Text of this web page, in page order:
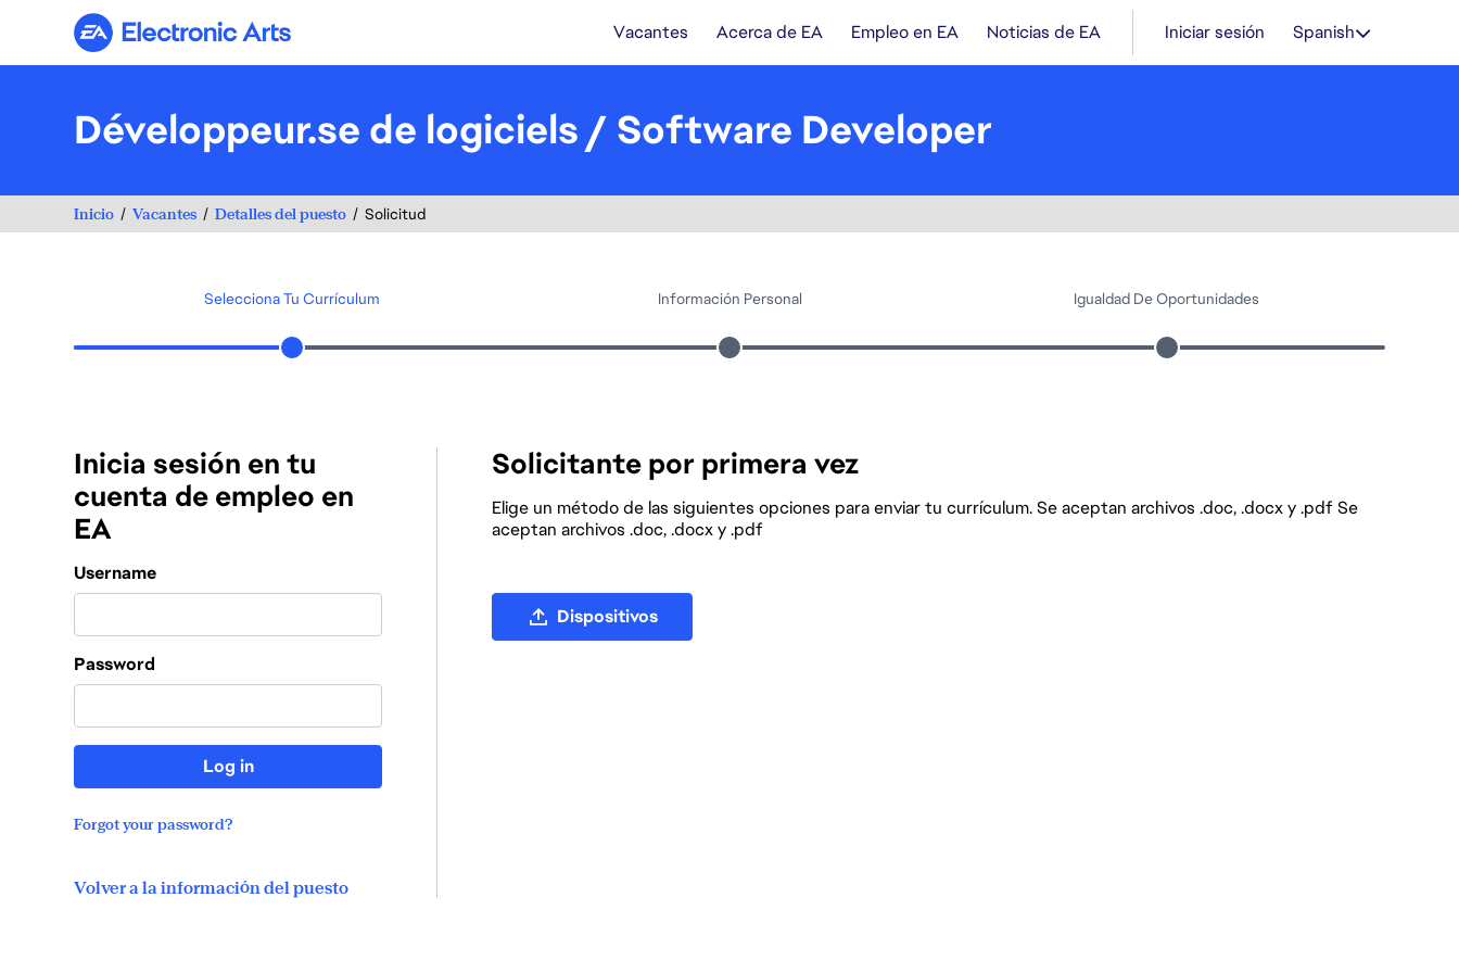
Electronic Arts Vacantes Acerca de EA Empleo en EA Noticias de EA Iniciar sesión Spanish
Développeur.se de logiciels / Software Developer
Inicio Vacantes Detalles del puesto Solicitud
Selecciona Tu Currículum Información Personal Igualdad De Oportunidades
Inicia sesión en tu
cuenta de empleo en
EA
Login
Username
Password
Log in
Forgot your password?
Volver a la información del puesto
Solicitante por primera vez
Elige un método de las siguientes opciones para enviar tu currículum. Se aceptan archivos .doc, .docx y .pdf Se
aceptan archivos .doc, .docx y .pdf
Dispositivos